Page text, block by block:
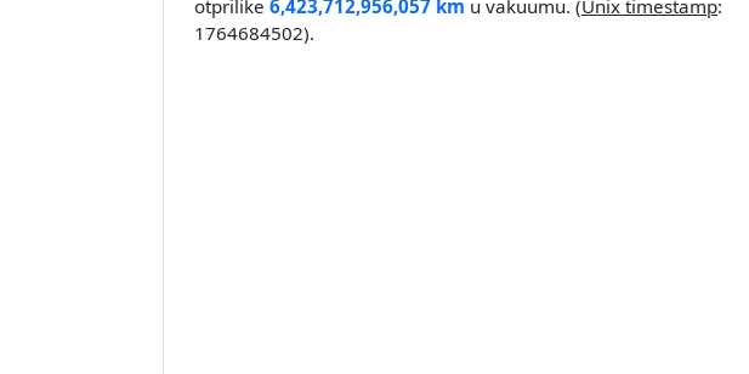
otprilike 6,423,712,956,057 km u vakuumu. (Unix timestamp:
1764684502).